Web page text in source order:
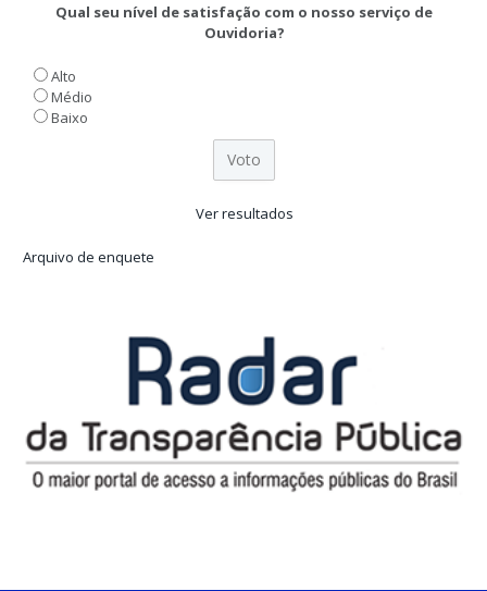
Qual seu nível de satisfação com o nosso serviço de
Ouvidoria?
Alto
Médio
Baixo
Ver resultados
Arquivo de enquete